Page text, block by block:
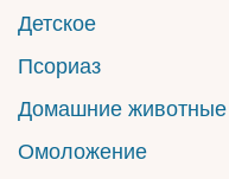
Детское
Псориаз
Домашние животные
Омоложение